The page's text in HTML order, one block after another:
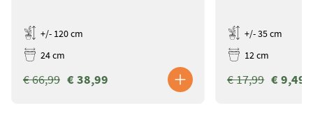
+/- 120 cm
24 cm
€ 38,99
€ 66,99
+/- 35 cm
12 cm
€ 9,49
€ 17,99